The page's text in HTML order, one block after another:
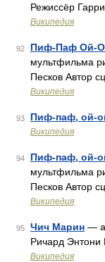
Режиссёр
Википедия
92 Пиф-Паф Ой-
мультфильма
Песков Автор
Википедия
93 Пиф-паф, ой-
Википедия
94 Пиф-паф, ой-
мультфильма
Песков Автор
Википедия
95 Чич Марин —
Ричард Энтони
Википедия